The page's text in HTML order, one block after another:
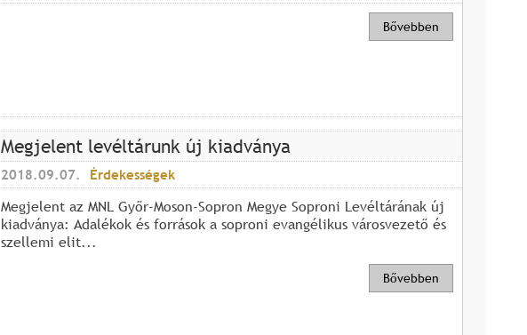
Bővebben
Megjelent levéltárunk új kiadványa
2018.09.07. Érdekességek
Megjelent az MNL Győr-Moson-Sopron Megye Soproni Levéltárának új
kiadványa: Adalékok és források a soproni evangélikus városvezető és
szellemi elit...
Bővebben